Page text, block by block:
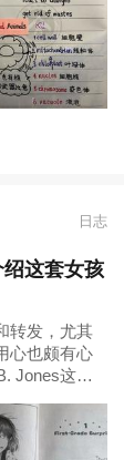
日志
这套女孩
转发，尤其
心也颇有心
Jones这套